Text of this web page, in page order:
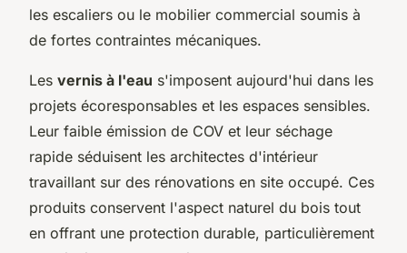
les escaliers ou le mobilier commercial soumis à
de fortes contraintes mécaniques.
Les vernis à l'eau s'imposent aujourd'hui dans les
projets écoresponsables et les espaces sensibles.
Leur faible émission de COV et leur séchage
rapide séduisent les architectes d'intérieur
travaillant sur des rénovations en site occupé. Ces
produits conservent l'aspect naturel du bois tout
en offrant une protection durable, particulièrement